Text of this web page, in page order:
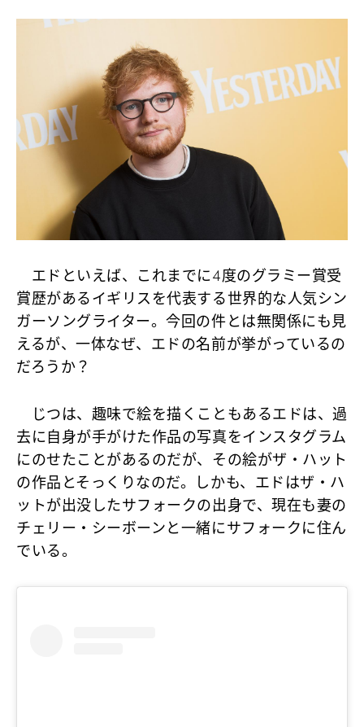
エドといえば、これまでに4度のグラミー賞受
賞歴があるイギリスを代表する世界的な人気シン
ガーソングライター。今回の件とは無関係にも見
えるが、一体なぜ、エドの名前が挙がっているの
だろうか？
じつは、趣味で絵を描くこともあるエドは、過
去に自身が手がけた作品の写真をインスタグラム
にのせたことがあるのだが、その絵がザ・ハット
の作品とそっくりなのだ。しかも、エドはザ・ハ
ットが出没したサフォークの出身で、現在も妻の
チェリー・シーボーンと一緒にサフォークに住ん
でいる。